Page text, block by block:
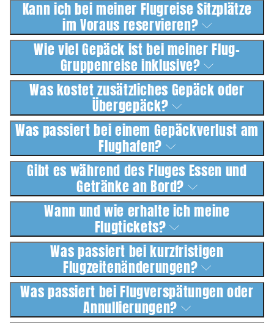
Kann ich bei meiner Flugreise Sitzplätze
im Voraus reservieren?
Wie viel Gepäck ist bei meiner Flug-
Gruppenreise inklusive?
Was kostet zusätzliches Gepäck oder
Übergepäck?
Was passiert bei einem Gepäckverlust am
Flughafen?
Gibt es während des Fluges Essen und
Getränke an Bord?
Wann und wie erhalte ich meine
Flugtickets?
Was passiert bei kurzfristigen
Flugzeitenänderungen?
Was passiert bei Flugverspätungen oder
Annullierungen?